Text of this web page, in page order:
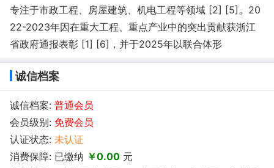
专注于市政工程、房屋建筑、机电工程等领域 [2] [5]。20
22-2023年因在重大工程、重点产业中的突出贡献获浙江
省政府通报表彰 [1] [6]，并于2025年以联合体形
诚信档案
诚信档案: 普通会员
会员级别: 免费会员
认证状态: 未认证
消费保障: 已缴纳 ￥0.00 元